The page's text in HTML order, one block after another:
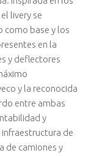
livery se
como base y los
en la
y deflectores
y la reconocida
entre ambas
y
de
de camiones y